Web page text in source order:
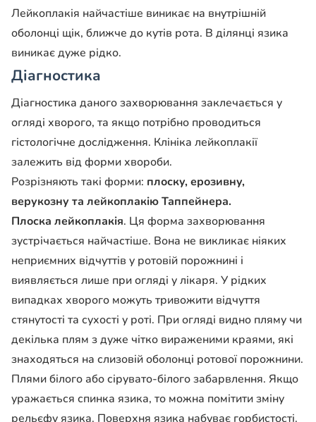
Лейкоплакія найчастіше виникає на внутрішній
оболонці щік, ближче до кутів рота. В ділянці язика
виникає дуже рідко.
Діагностика
Діагностика даного захворювання заклечається у
огляді хворого, та якщо потрібно проводиться
гістологічне дослідження. Клініка лейкоплакії
залежить від форми хвороби.
Розрізняють такі форми: плоску, ерозивну,
верукозну та лейкоплакію Таппейнера.
Плоска лейкоплакія. Ця форма захворювання
зустрічається найчастіше. Вона не викликає ніяких
неприємних відчуттів у ротовій порожнині і
виявляється лише при огляді у лікаря. У рідких
випадках хворого можуть тривожити відчуття
стянутості та сухості у роті. При огляді видно пляму чи
декілька плям з дуже чітко вираженими краями, які
знаходяться на слизовій оболонці ротової порожнини.
Плями білого або сірувато-білого забарвлення. Якщо
уражається спинка язика, то можна помітити зміну
рельєфу язика. Поверхня язика набуває горбистості.